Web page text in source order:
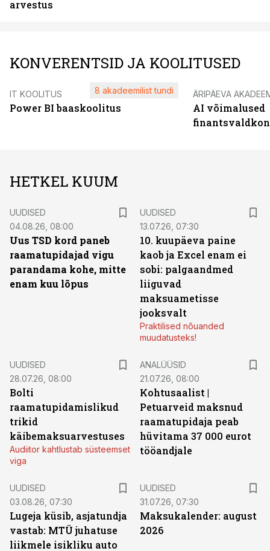
arvestus
KONVERENTSID JA KOOLITUSED
IT KOOLITUS
Power BI baaskoolitus
8 akadeemilist tundi ÄRIPÄEVA
AI võimalused
HETKEL KUUM
UUDISED
04.08.26, 08:00
Uus TSD kord paneb
raamatupidajad vigu
parandama kohe, mitte
enam kuu lõpus
UUDISED
13.07.26, 07:30
10. kuupäeva paine
kaob ja Excel enam ei
sobi: palgaandmed
liiguvad
maksuametisse
jooksvalt
Praktilised nõuanded
muudatusteks!
UUDISED
28.07.26, 08:00
Bolti
raamatupidamislikud
trikid
käibemaksuarvestuses
Audiitor kahtlustab süsteemset
viga
ANALÜÜSID
21.07.26, 08:00
Kohtusaalist |
Petuarveid maksnud
raamatupidaja peab
hüvitama 37 000 eurot
tööandjale
UUDISED
03.08.26, 07:30
Lugeja küsib, asjatundja
vastab: MTÜ juhatuse
liikmele isikliku auto
UUDISED
31.07.26, 07:30
Maksukalender: august
2026